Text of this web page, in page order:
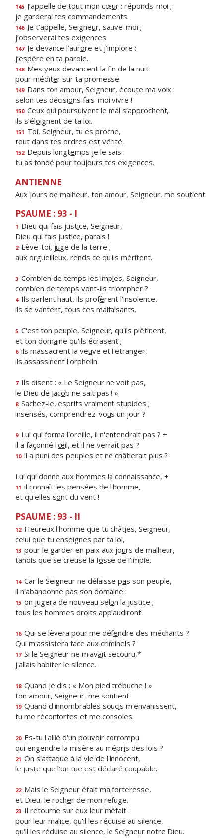
145 J’appelle de tout mon cœur : réponds-moi ;
je garderai tes commandements.
146 Je t’appelle, Seigneur, sauve-moi ;
j’observerai tes exigences.
147 Je devance l’aurore et j’implore :
j’espère en ta parole.
148 Mes yeux devancent la fn de la nuit
pour méditer sur ta promesse.
149 Dans ton amour, Seigneur, écoute ma voix :
selon tes décisions fais-moi vivre !
150 Ceux qui poursuivent le mal s’approchent,
ils s’éloignent de ta loi.
151 Toi, Seigneur, tu es proche,
tout dans tes ordres est vérité.
152 Depuis longtemps je le sais :
tu as fondé pour toujours tes exigences.
ANTIENNE
Aux jours de malheur, ton amour, Seigneur, me soutient.
PSAUME : 93 - I
1 Dieu qui fais justice, Seigneur,
Dieu qui fais justice, parais !
2 Lève-toi, juge de la terre ;
aux orgueilleux, rends ce qu'ils méritent.
3 Combien de temps les impies, Seigneur,
combien de temps vont-ils triompher ?
4 Ils parlent haut, ils profèrent l'insolence,
ils se vantent, tous ces malfaisants.
5 C'est ton peuple, Seigneur, qu'ils piétinent,
et ton domaine qu'ils écrasent ;
6 ils massacrent la veuve et l'étranger,
ils assassinent l'orphelin.
7 Ils disent : « Le Seigneur ne voit pas,
le Dieu de Jacob ne sait pas ! »
8 Sachez-le, esprits vraiment stupides ;
insensés, comprendrez-vous un jour ?
9 Lui qui forma l'oreille, il n'entendrait pas ? +
il a façonné l'œil, et il ne verrait pas ?
10 il a puni des peuples et ne châtierait plus ?
Lui qui donne aux hommes la connaissance, +
11 il connaît les pensées de l'homme,
et qu'elles sont du vent !
PSAUME : 93 - II
12 Heureux l'homme que tu châties, Seigneur,
celui que tu enseignes par ta loi,
13 pour le garder en paix aux jours de malheur,
tandis que se creuse la fosse de l'impie.
14 Car le Seigneur ne délaisse pas son peuple,
il n'abandonne pas son domaine :
15 on jugera de nouveau selon la justice ;
tous les hommes droits applaudiront.
16 Qui se lèvera pour me défendre des méchants ?
Qui m'assistera face aux criminels ?
17 Si le Seigneur ne m'avait secouru,*
j'allais habiter le silence.
18 Quand je dis : « Mon pied trébuche ! »
ton amour, Seigneur, me soutient.
19 Quand d'innombrables soucis m'envahissent,
tu me réconfortes et me consoles.
20 Es-tu l'allié d'un pouvoir corrompu
qui engendre la misère au mépris des lois ?
21 On s'attaque à la vie de l'innocent,
le juste que l'on tue est déclaré coupable.
22 Mais le Seigneur était ma forteresse,
et Dieu, le rocher de mon refuge.
23 Il retourne sur eux leur méfait :
pour leur malice, qu'il les réduise au silence,
qu'il les réduise au silence, le Seigneur notre Dieu.